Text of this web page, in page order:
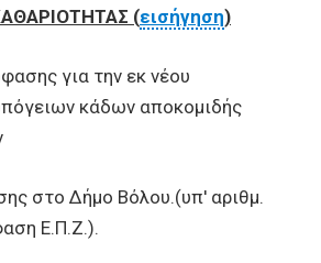
(εισήγηση)
για την εκ νέου
κάδων αποκομιδής
στο Δήμο Βόλου.(υπ' αριθμ.
Ε.Π.Ζ.).